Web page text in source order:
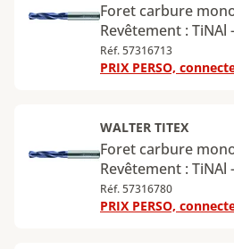
Foret carbure
Revêtement :
Longueur utile : 14
totale : 62 mm -
Réf. 57316713
PRIX PERSO,
WALTER TITEX
Foret carbure
Revêtement : TiNAl
Longueur utile : 14
totale : 62 mm -
Réf. 57316780
PRIX PERSO,